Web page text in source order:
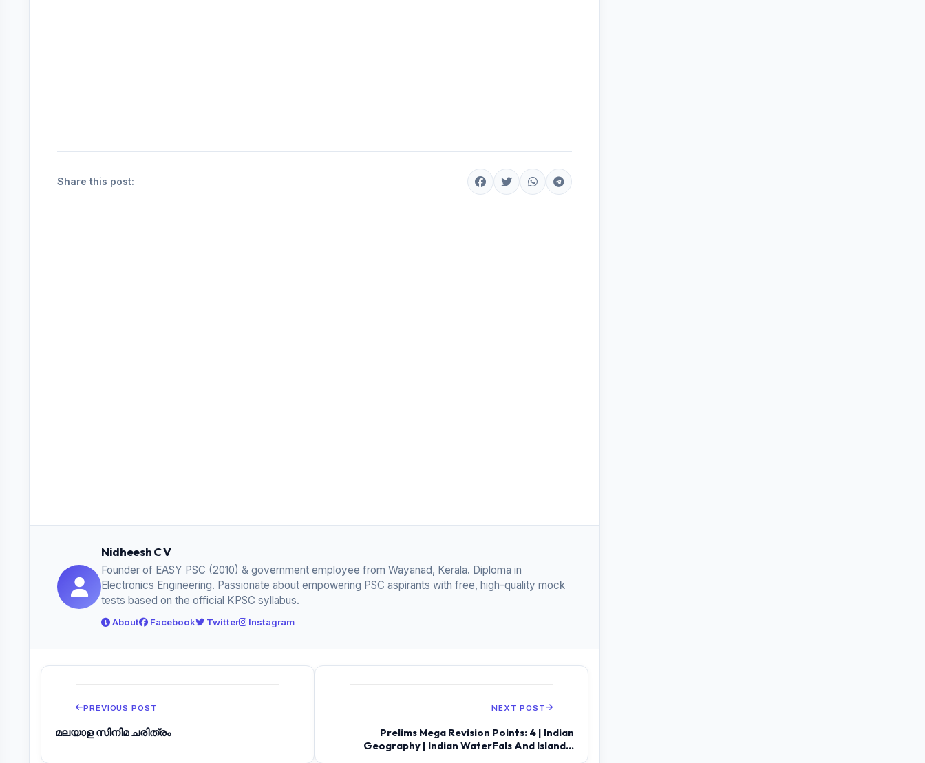
Share this post:
Nidheesh C V
Founder of EASY PSC (2010) & government employee from Wayanad, Kerala. Diploma in
Electronics Engineering. Passionate about empowering PSC aspirants with free, high-quality mock
tests based on the official KPSC syllabus.
About Facebook Twitter Instagram
PREVIOUS POST
മലയാള സിനിമ ചരിത്രം
NEXT POST
Prelims Mega Revision Points: 4 | Indian
Geography | Indian WaterFals And Island...